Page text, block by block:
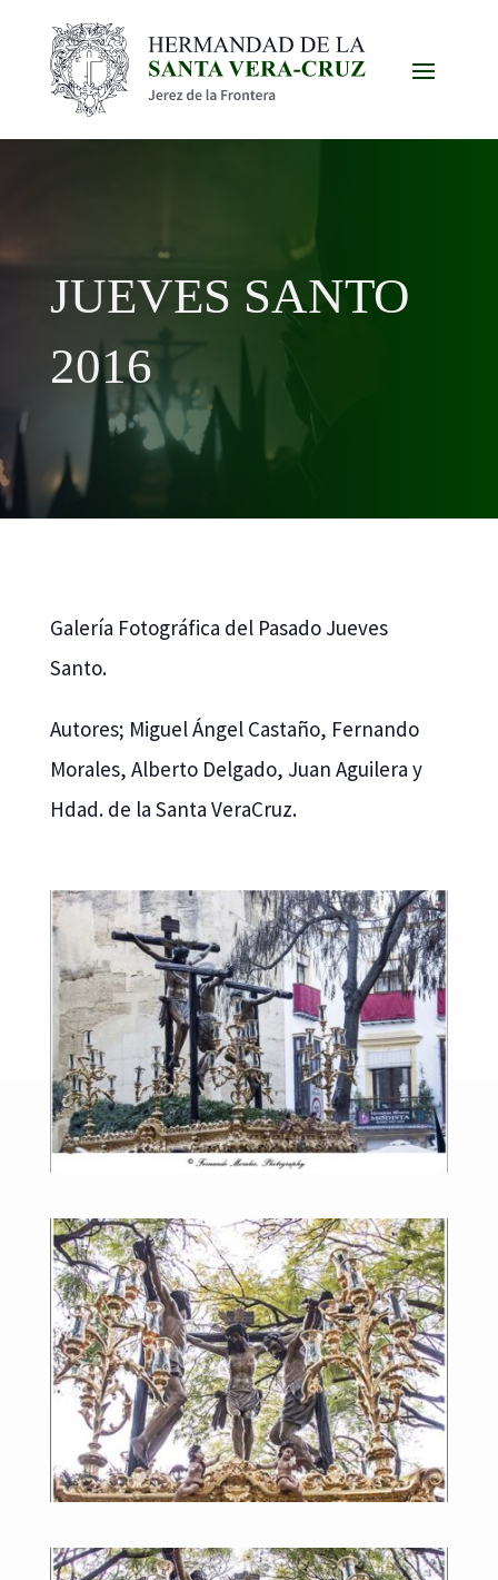
JUEVES SANTO
2016
Galería Fotográfica del Pasado Jueves
Santo.
Autores; Miguel Ángel Castaño, Fernando
Morales, Alberto Delgado, Juan Aguilera y
Hdad. de la Santa VeraCruz.